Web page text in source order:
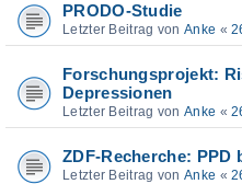
PRODO-Studie
Letzter Beitrag von Anke «
Forschungsprojekt:
Depressionen
Letzter Beitrag von Anke «
ZDF-Recherche: PPD
Letzter Beitrag von Anke «